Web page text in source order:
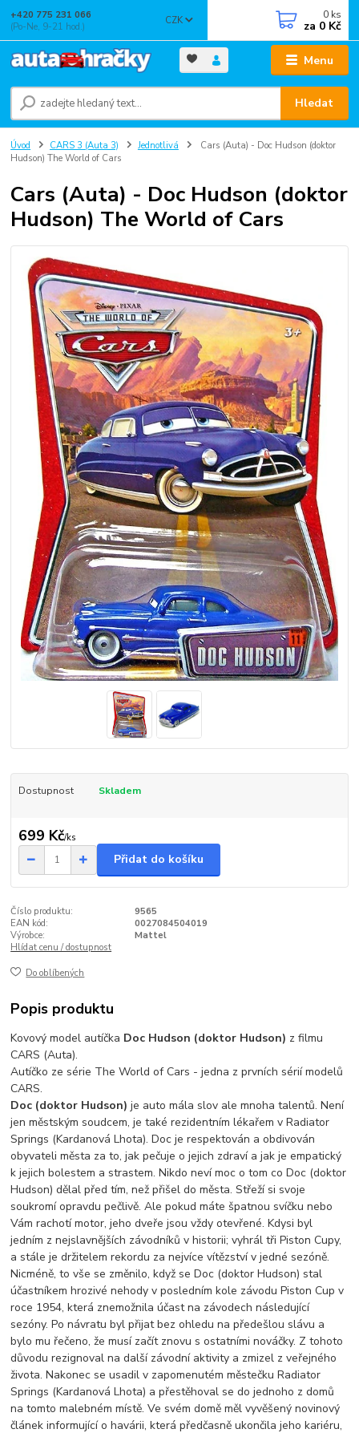
Menu
CZK
Hledat
+420 775 231 066
(Po-Ne, 9-21 hod.)
0 ks
za 0 Kč
Úvod CARS 3 (Auta 3) Jednotlivá
Cars (Auta) - Doc Hudson (doktor
Hudson) The World of Cars
Cars (Auta) - Doc Hudson (doktor
Hudson) The World of Cars
Dostupnost Skladem
699 Kč/ks
Přidat do košíku
Číslo produktu:
9565
EAN kód:
0027084504019
Výrobce:
Mattel
Hlídat cenu / dostupnost
Do oblíbených
Popis produktu
Kovový model autíčka Doc Hudson (doktor Hudson) z filmu
CARS (Auta).
Autíčko ze série The World of Cars - jedna z prvních sérií modelů
CARS.
Doc (doktor Hudson)je auto mála slov ale mnoha talentů. Není
jen městským soudcem, je také rezidentním lékařem v Radiator
Springs (Kardanová Lhota). Doc je respektován a obdivován
obyvateli města za to, jak pečuje o jejich zdraví a jak je empatický
k jejich bolestem a strastem. Nikdo neví moc o tom co Doc (doktor
Hudson) dělal před tím, než přišel do města. Střeží si svoje
soukromí opravdu pečlivě. Ale pokud máte špatnou svíčku nebo
Vám rachotí motor, jeho dveře jsou vždy otevřené. Kdysi byl
jedním z nejslavnějších závodníků v historii; vyhrál tři Piston Cupy,
a stále je držitelem rekordu za nejvíce vítězství v jedné sezóně.
Nicméně, to vše se změnilo, když se Doc (doktor Hudson) stal
účastníkem hrozivé nehody v posledním kole závodu Piston Cup v
roce 1954, která znemožnila účast na závodech následující
sezóny. Po návratu byl přijat bez ohledu na předešlou slávu a
bylo mu řečeno, že musí začít znovu s ostatními nováčky. Z tohoto
důvodu rezignoval na další závodní aktivity a zmizel z veřejného
života. Nakonec se usadil v zapomenutém městečku Radiator
Springs (Kardanová Lhota) a přestěhoval se do jednoho z domů
na tomto malebném místě. Ve svém domě měl vyvěšený novinový
článek informující o havárii, která předčasně ukončila jeho kariéru,